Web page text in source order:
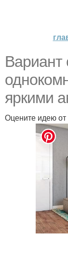
яркими
Оцените идею от